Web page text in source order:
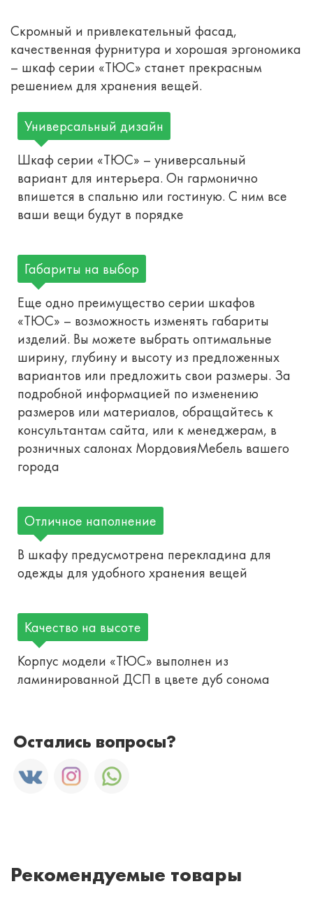
Скромный и привлекательный фасад,
качественная фурнитура и хорошая эргономика
– шкаф серии «ТЮС» станет прекрасным
решением для хранения вещей.
Универсальный дизайн
Шкаф серии «ТЮС» – универсальный
вариант для интерьера. Он гармонично
впишется в спальню или гостиную. С ним все
ваши вещи будут в порядке
Габариты на выбор
Еще одно преимущество серии шкафов
«ТЮС» – возможность изменять габариты
изделий. Вы можете выбрать оптимальные
ширину, глубину и высоту из предложенных
вариантов или предложить свои размеры. За
подробной информацией по изменению
размеров или материалов, обращайтесь к
консультантам сайта, или к менеджерам, в
розничных салонах МордовияМебель вашего
города
Отличное наполнение
В шкафу предусмотрена перекладина для
одежды для удобного хранения вещей
Качество на высоте
Корпус модели «ТЮС» выполнен из
ламинированной ДСП в цвете дуб сонома
Остались вопросы?
Рекомендуемые товары